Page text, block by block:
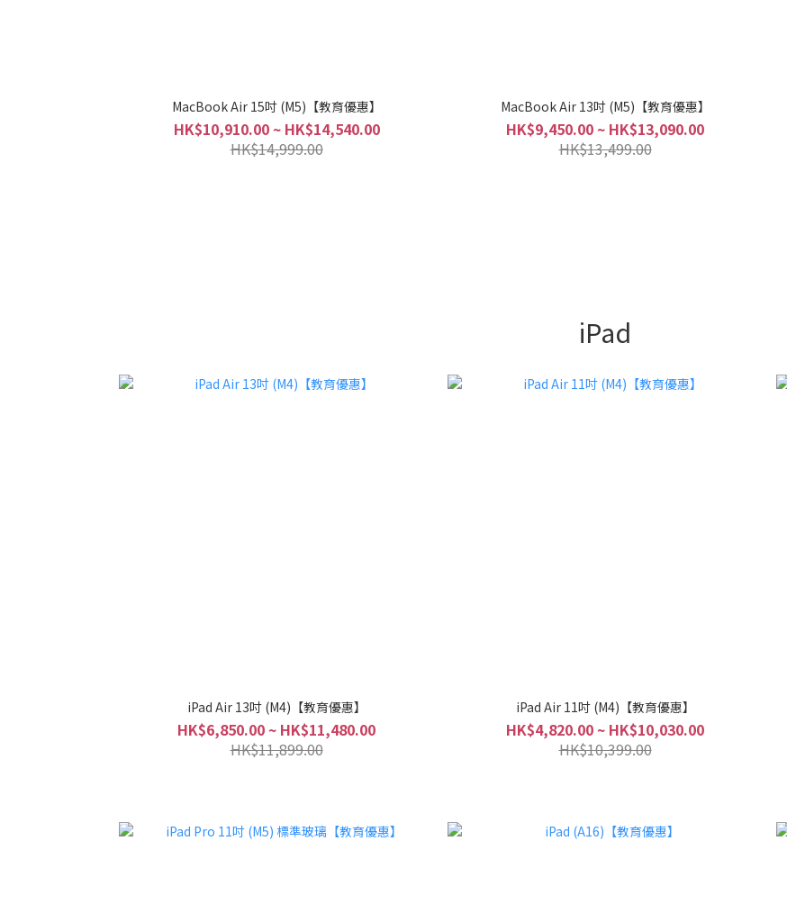
MacBook Air 15吋 (M5)【教育優惠】
HK$10,910.00 ~ HK$14,540.00
HK$14,999.00
MacBook Air 13吋 (M5)【教育優惠】
HK$9,450.00 ~ HK$13,090.00
HK$13,499.00
iPad
iPad Air 13吋 (M4)【教育優惠】
HK$6,850.00 ~ HK$11,480.00
HK$11,899.00
iPad Air 11吋 (M4)【教育優惠】
HK$4,820.00 ~ HK$10,030.00
HK$10,399.00